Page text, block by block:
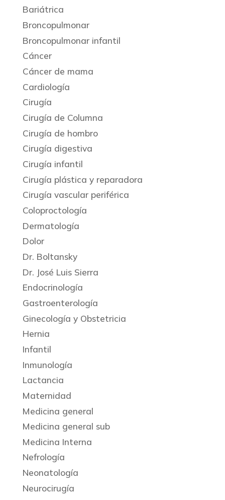
Bariátrica
Broncopulmonar
Broncopulmonar infantil
Cáncer
Cáncer de mama
Cardiología
Cirugía
Cirugía de Columna
Cirugía de hombro
Cirugía digestiva
Cirugía infantil
Cirugía plástica y reparadora
Cirugía vascular periférica
Coloproctología
Dermatología
Dolor
Dr. Boltansky
Dr. José Luis Sierra
Endocrinología
Gastroenterología
Ginecología y Obstetricia
Hernia
Infantil
Inmunología
Lactancia
Maternidad
Medicina general
Medicina general sub
Medicina Interna
Nefrología
Neonatología
Neurocirugía